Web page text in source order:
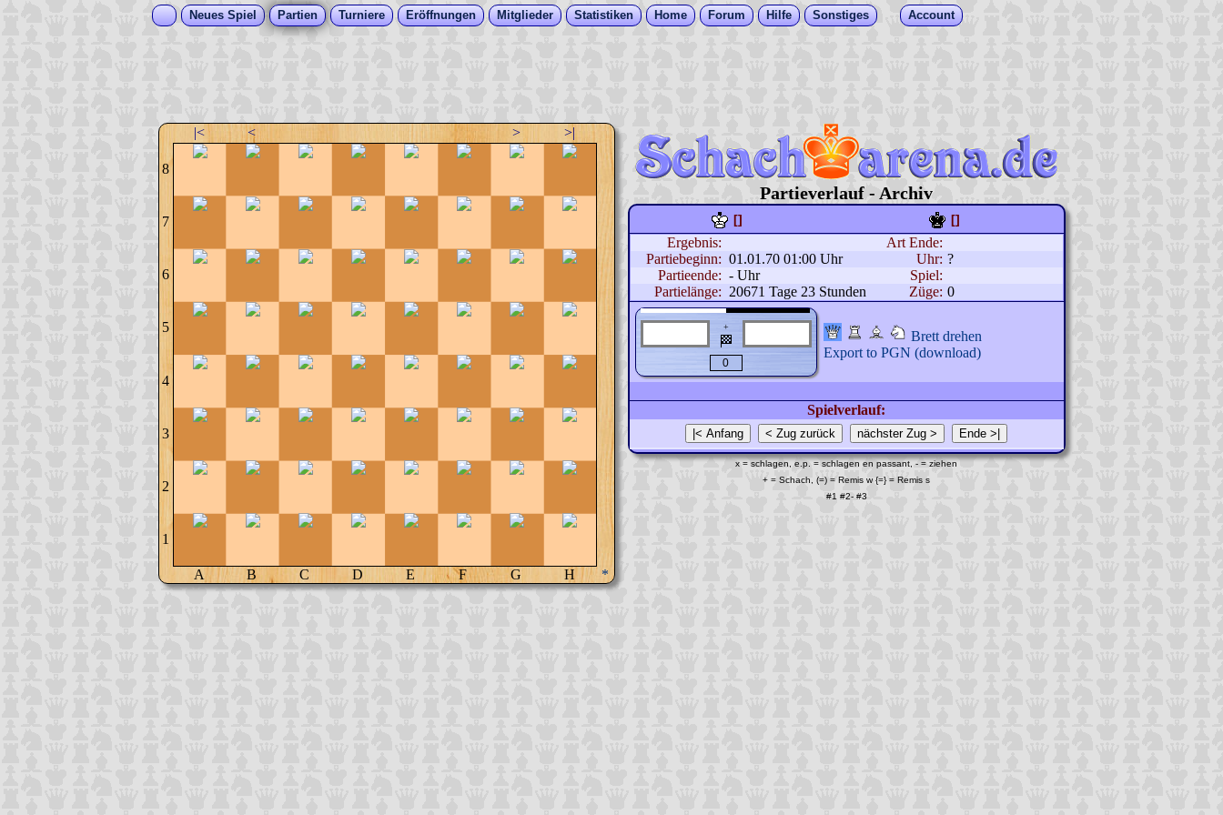
Neues Spiel Partien Turniere Eröffnungen Mitglieder Statistiken Home Forum Hilfe Sonstiges Account
|< < > >|
8
7
6
5
4
3
2
1
A B C D E F G H *
Partieverlauf - Archiv
[] []
Ergebnis:
Art Ende:
Partiebeginn: 01.01.70 01:00 Uhr Uhr: ?
Partieende: - Uhr
Spiel:
Partielänge: 20671 Tage 23 Stunden Züge: 0
+
🏁
Brett drehen
Export to PGN (download)
Spielverlauf:
x = schlagen, e.p. = schlagen en passant, - = ziehen
+ = Schach, (=) = Remis w {=} = Remis s
#1 #2-#3